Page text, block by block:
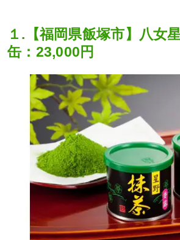
１.【福岡県飯塚市】八女
缶：23,000円